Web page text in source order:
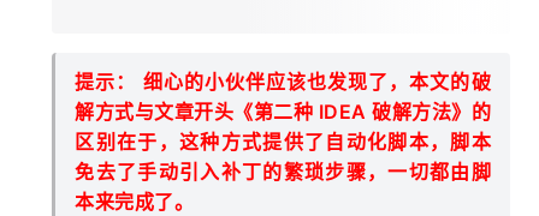
提示： 细心的小伙伴应该也发现了，本文的破
解方式与文章开头《第二种 IDEA 破解方法》的
区别在于，这种方式提供了自动化脚本，脚本
免去了手动引入补丁的繁琐步骤，一切都由脚
本来完成了。